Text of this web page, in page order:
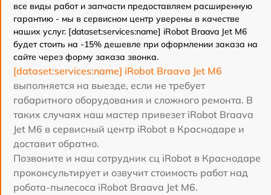
все виды работ и запчасти предоставляем расширенную
гарантию - мы в сервисном центр уверены в качестве
наших услуг. [dataset:services:name] iRobot Braava Jet M6
будет стоить на -15% дешевле при оформлении заказа на
сайте через форму заказа звонка.
[dataset:services:name] iRobot Braava Jet M6
выполняется на выезде, если не требует
габаритного оборудования и сложного ремонта. В
таких случаях наш мастер привезет iRobot Braava
Jet M6 в сервисный центр iRobot в Краснодаре и
доставит обратно.
Позвоните и наш сотрудник сц iRobot в Краснодаре
проконсультирует и озвучит стоимость работ над
робота-пылесоса iRobot Braava Jet M6.